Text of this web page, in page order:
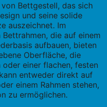
Bettgestell, das sich
und seine solide
auszeichnet. Im
die auf einem
aufbauen, bieten
Oberfläche, die
einer flachen, festen
entweder direkt auf
einem Rahmen stehen,
zu ermöglichen.